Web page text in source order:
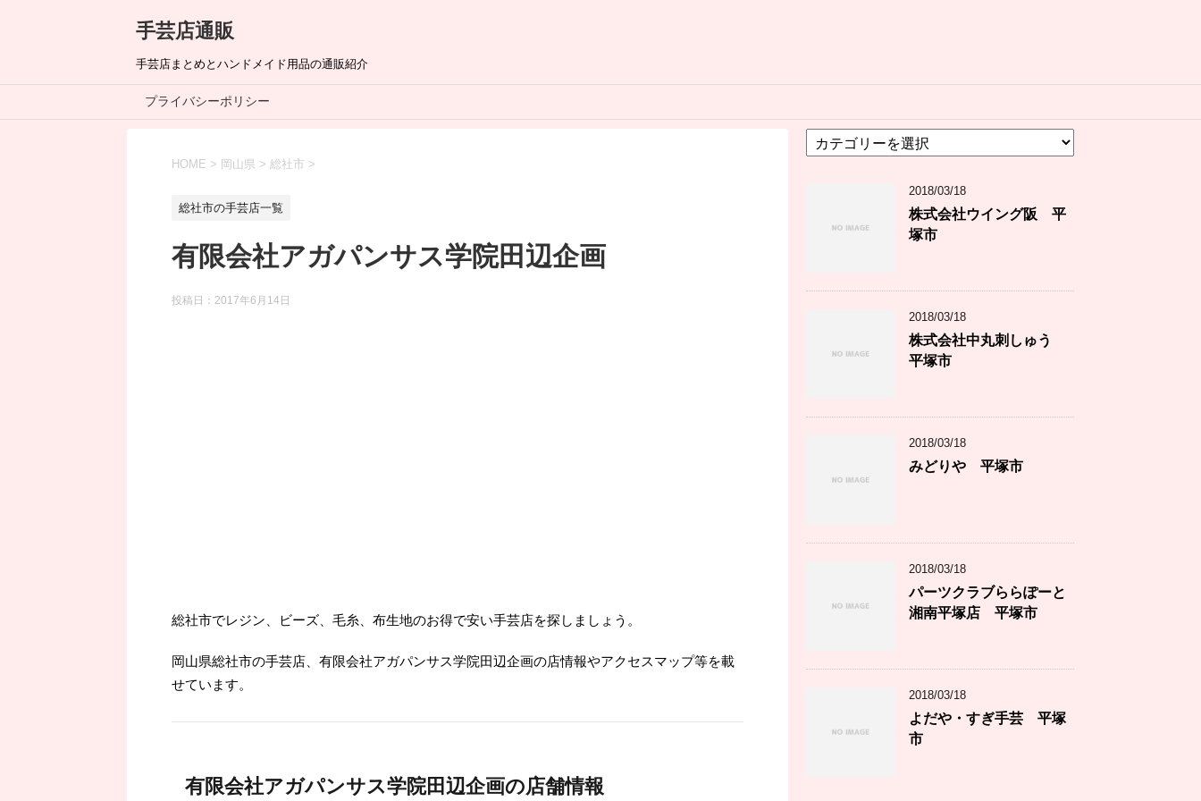
手芸店通販
手芸店まとめとハンドメイド用品の通販紹介
プライバシーポリシー
HOME > 岡山県 > 総社市 >
総社市の手芸店一覧
有限会社アガパンサス学院田辺企画
投稿日： 2017年6月14日
総社市でレジン、ビーズ、毛糸、布生地のお得で安い手芸店を探しましょう。
岡山県総社市の手芸店、有限会社アガパンサス学院田辺企画の店情報やアクセスマップ等を載
せています。
有限会社アガパンサス学院田辺企画の店舗情報
テ
2018/03/18
株式会社ウイング阪 平
塚市
2018/03/18
株式会社中丸刺しゅう
平塚市
2018/03/18
みどりや 平塚市
2018/03/18
パーツクラブららぽーと
湘南平塚店 平塚市
2018/03/18
よだや・すぎ手芸 平塚
市